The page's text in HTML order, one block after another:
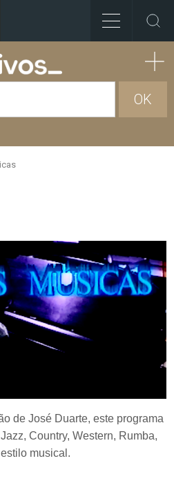
OK
de José Duarte, este programa
Country, Western, Rumba,
musical.